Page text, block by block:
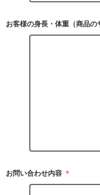
お客様の身長・体重（商品の
お問い合わせ内容 ＊